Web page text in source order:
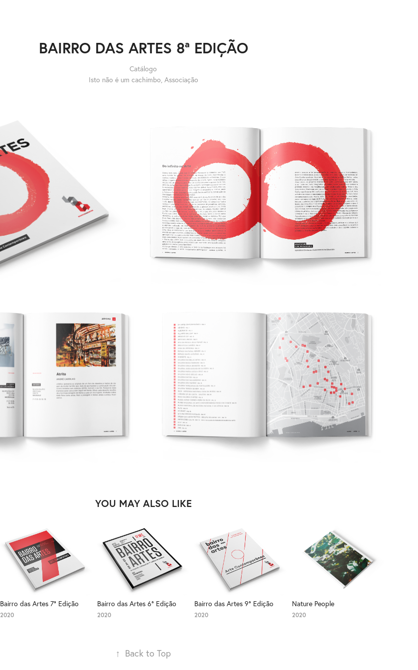
BAIRRO DAS ARTES 8ª EDIÇÃO
Catálogo
Isto não é um cachimbo, Associação
YOU MAY ALSO LIKE
Bairro das Artes 7ª Edição
2020
Bairro das Artes 6ª Edição
2020
Bairro das Artes 9ª Edição
2020
Nature People
2020
↑ Back to Top